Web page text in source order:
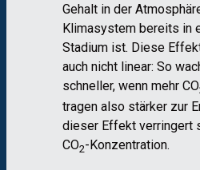
Gehalt in der
Klimasystem bereits in
Stadium ist. Diese
auch nicht linear: So
schneller, wenn mehr CO
tragen also stärker zur
dieser Effekt verringert
CO2-Konzentration.